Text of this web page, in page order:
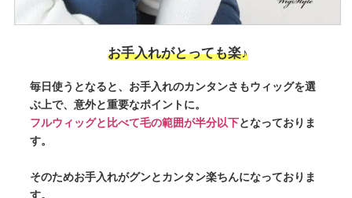
お手入れがとっても楽♪
毎日使うとなると、お手入れのカンタンさもウィッグを選
ぶ上で、意外と重要なポイントに。
フルウィッグと比べて毛の範囲が半分以下となっておりま
す。
そのためお手入れがグンとカンタン楽ちんになっておりま
す。